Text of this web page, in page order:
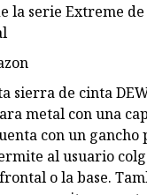
la serie Extreme
sierra de cinta
metal con una
con un
al usuario
o la base.